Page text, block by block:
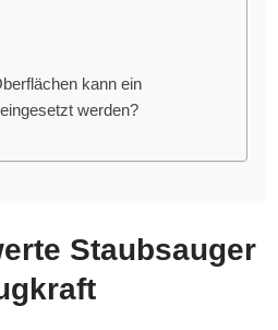
kann ein
werden?
Staubsauger